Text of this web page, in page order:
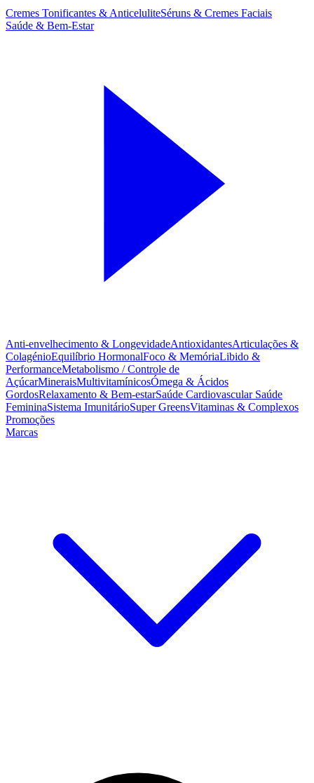
Cremes Tonificantes & AnticeluliteSéruns & Cremes Faciais
Saúde & Bem-Estar
Anti-envelhecimento & LongevidadeAntioxidantesArticulações &
ColagénioEquilíbrio HormonalFoco & MemóriaLibido &
PerformanceMetabolismo / Controle de
AçúcarMineraisMultivitamínicosÓmega & Ácidos
GordosRelaxamento & Bem-estarSaúde Cardiovascular Saúde
FemininaSistema ImunitárioSuper GreensVitaminas & Complexos
Promoções
Marcas